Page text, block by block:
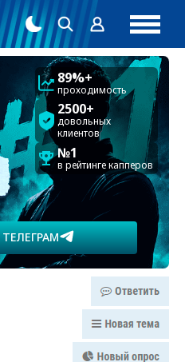
89%+
проходимость
2500+
довольных
клиентов
№1
в рейтинге капперов